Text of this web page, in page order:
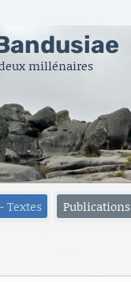
millénaires
Textes Publications